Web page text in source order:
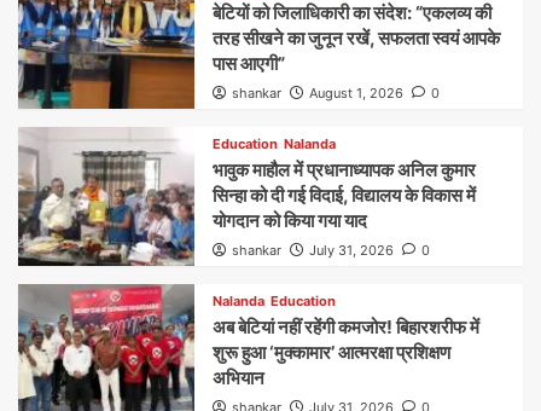
बेटियों को जिलाधिकारी का संदेश: “एकलव्य की
तरह सीखने का जुनून रखें, सफलता स्वयं आपके
पास आएगी”
shankar August 1, 2026 0
Education Nalanda
भावुक माहौल में प्रधानाध्यापक अनिल कुमार
सिन्हा को दी गई विदाई, विद्यालय के विकास में
योगदान को किया गया याद
shankar July 31, 2026 0
Nalanda Education
अब बेटियां नहीं रहेंगी कमजोर! बिहारशरीफ में
शुरू हुआ ‘मुक्कामार’ आत्मरक्षा प्रशिक्षण
अभियान